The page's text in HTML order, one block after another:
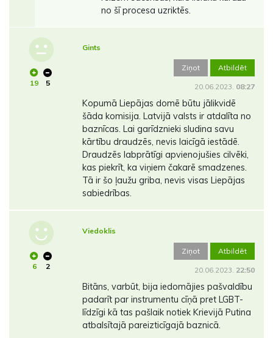
no šī procesa uzriktēs.
19 5
Gints
Ziņot Atbildēt
20.06.2023. 08:27
Kopumā Liepājas domē būtu jālikvidē
šāda komisija. Latvijā valsts ir atdalīta no
baznīcas. Lai garīdznieki sludina savu
kārtību draudzēs, nevis laicīgā iestādē.
Draudzēs labprātīgi apvienojušies cilvēki,
kas piekrīt, ka viņiem čakarē smadzenes.
Tā ir šo ļaužu griba, nevis visas Liepājas
sabiedrības.
6 2
Viedoklis
Ziņot Atbildēt
20.06.2023. 22:50
Bitāns, varbūt, bija iedomājies pašvaldību
padarīt par instrumentu cīņā pret LGBT-
līdzīgi kā tas pašlaik notiek Krievijā Putina
atbalsītajā pareizticīgajā baznicā.